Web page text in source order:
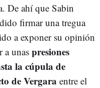
De ahí que Sabin
firmar una tregua
a exponer su opinión
a unas presiones
la cúpula de
de Vergara entre el